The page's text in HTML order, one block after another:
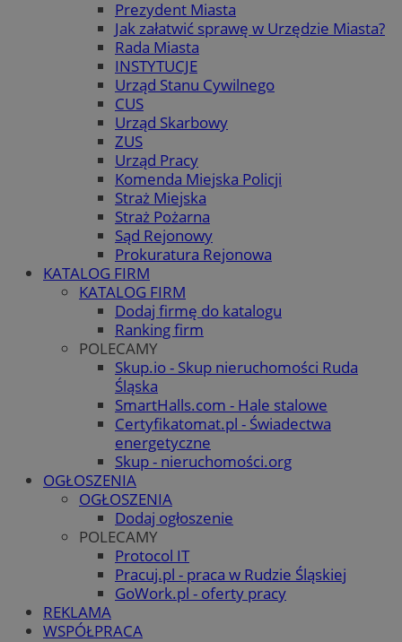
Prezydent Miasta
Jak załatwić sprawę w Urzędzie Miasta?
Rada Miasta
INSTYTUCJE
Urząd Stanu Cywilnego
CUS
Urząd Skarbowy
ZUS
Urząd Pracy
Komenda Miejska Policji
Straż Miejska
Straż Pożarna
Sąd Rejonowy
Prokuratura Rejonowa
KATALOG FIRM
KATALOG FIRM
Dodaj firmę do katalogu
Ranking firm
POLECAMY
Skup.io - Skup nieruchomości Ruda
Śląska
SmartHalls.com - Hale stalowe
Certyfikatomat.pl - Świadectwa
energetyczne
Skup - nieruchomości.org
OGŁOSZENIA
OGŁOSZENIA
Dodaj ogłoszenie
POLECAMY
Protocol IT
Pracuj.pl - praca w Rudzie Śląskiej
GoWork.pl - oferty pracy
REKLAMA
WSPÓŁPRACA